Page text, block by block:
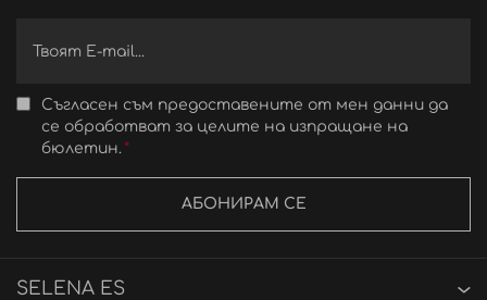
Съгласен съм предоставените от мен данни да
се обработват за целите на изпращане на
бюлетин.
АБОНИРАМ СЕ
SELENA ES